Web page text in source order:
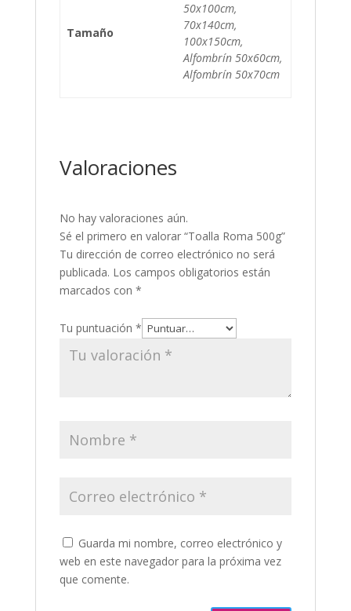
Tamaño
50x100cm,
70x140cm,
100x150cm,
Alfombrín 50x60cm,
Alfombrín 50x70cm
Valoraciones
No hay valoraciones aún.
Sé el primero en valorar “Toalla Roma 500g”
Tu dirección de correo electrónico no será
publicada. Los campos obligatorios están
marcados con *
Tu puntuación *
Guarda mi nombre, correo electrónico y
web en este navegador para la próxima vez
que comente.